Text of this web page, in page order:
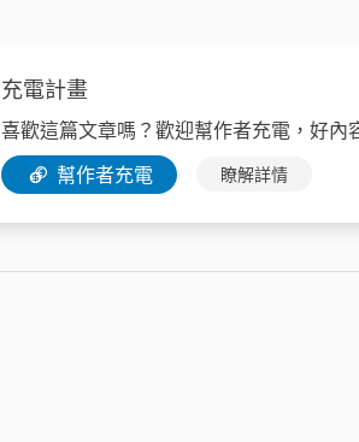
充電計畫
喜歡這篇文章嗎？歡迎幫作者充電，好內
幫作者充電
瞭解詳情